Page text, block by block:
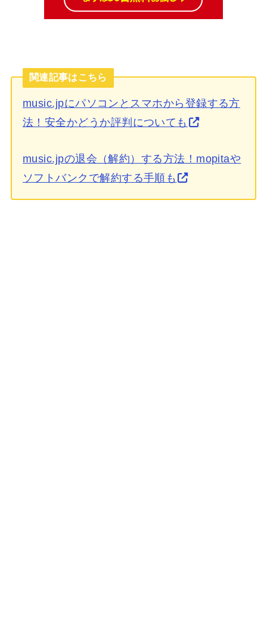
関連記事はこちら
music.jpにパソコンとスマホから登録する方
法！安全かどうか評判についても
music.jpの退会（解約）する方法！mopitaや
ソフトバンクで解約する手順も